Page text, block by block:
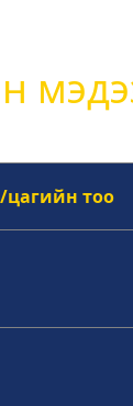
цагийн тоо